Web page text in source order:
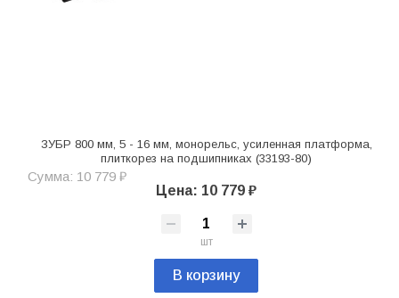
ЗУБР 800 мм, 5 - 16 мм, монорельс, усиленная платформа,
плиткорез на подшипниках (33193-80)
Сумма: 10 779 ₽
Цена: 10 779 ₽
шт
В корзину